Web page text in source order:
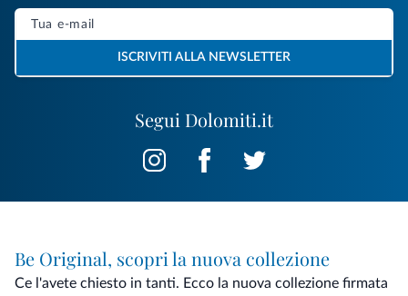
Segui Dolomiti.it
ISCRIVITI ALLA NEWSLETTER
Be Original, scopri la nuova collezione
Ce l'avete chiesto in tanti. Ecco la nuova collezione firmata